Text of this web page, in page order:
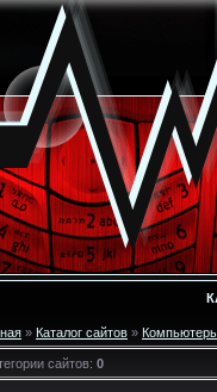
» Каталог сайтов »
сайтов: 0